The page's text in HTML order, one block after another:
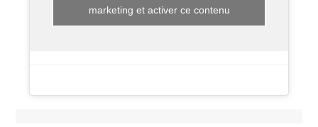
marketing et activer ce contenu